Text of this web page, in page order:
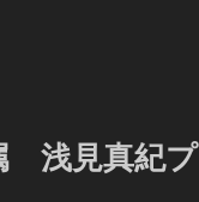
浅見真紀プ